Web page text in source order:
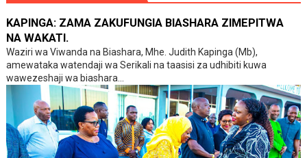
KAPINGA: ZAMA ZAKUFUNGIA BIASHARA ZIMEPITWA
NA WAKATI.
Waziri wa Viwanda na Biashara, Mhe. Judith Kapinga (Mb),
amewataka watendaji wa Serikali na taasisi za udhibiti kuwa
wawezeshaji wa biashara...